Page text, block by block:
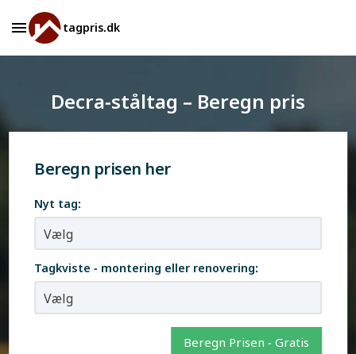
tagpris.dk
Decra-ståltag – Beregn pris
Beregn prisen her
Nyt tag:
Tagkviste - montering eller renovering:
Beregn Prisen - Gratis